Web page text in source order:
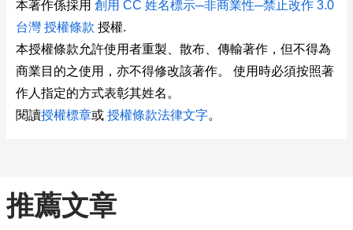
本著作係採用 創用 CC 姓名標示─非商業性─禁止改作 3.0
台灣 授權條款 授權.
本授權條款允許使用者重製、散布、傳輸著作，但不得為
商業目的之使用，亦不得修改該著作。 使用時必須按照著
作人指定的方式表彰其姓名。
閱讀授權標章或 授權條款法律文字。
推薦文章